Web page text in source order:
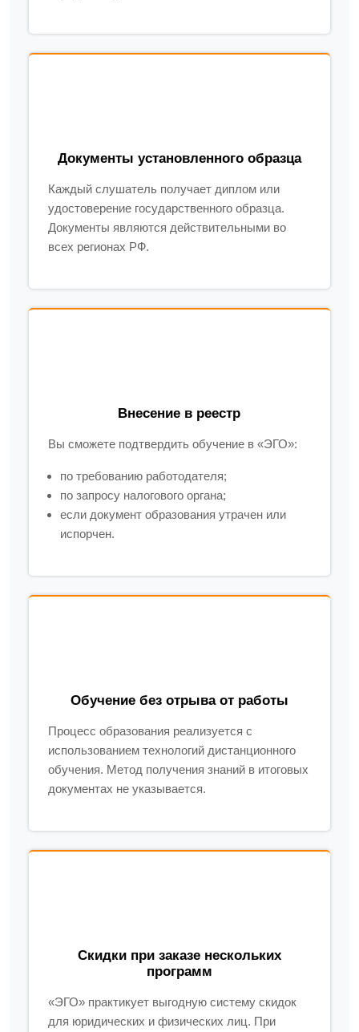
Документы установленного образца
Каждый слушатель получает диплом или
удостоверение государственного образца.
Документы являются действительными во
всех регионах РФ.
Внесение в реестр
Вы сможете подтвердить обучение в «ЭГО»:
по требованию работодателя;
по запросу налогового органа;
если документ образования утрачен или
испорчен.
Обучение без отрыва от работы
Процесс образования реализуется с
использованием технологий дистанционного
обучения. Метод получения знаний в итоговых
документах не указывается.
Скидки при заказе нескольких
программ
«ЭГО» практикует выгодную систему скидок
для юридических и физических лиц. При